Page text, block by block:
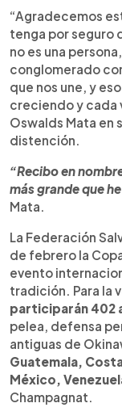
“Agradecemos
tenga por seguro
no es una
conglomerado
que nos une, y
creciendo y cada
Oswalds Mata en
distención.
“Recibo en
más grande que
Mata.
La Federación
de febrero la
evento
tradición. Para la
participarán 402
pelea, defensa
antiguas de
Guatemala,
México,
Champagnat.